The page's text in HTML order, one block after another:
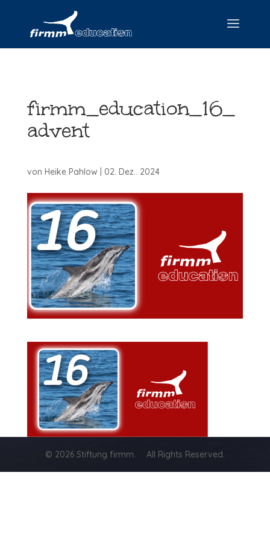
firmm_education_16_
advent
von Heike Pahlow 02. Dez.. 2024
© 2026 Stiftung firmm. All Rights Reserved.